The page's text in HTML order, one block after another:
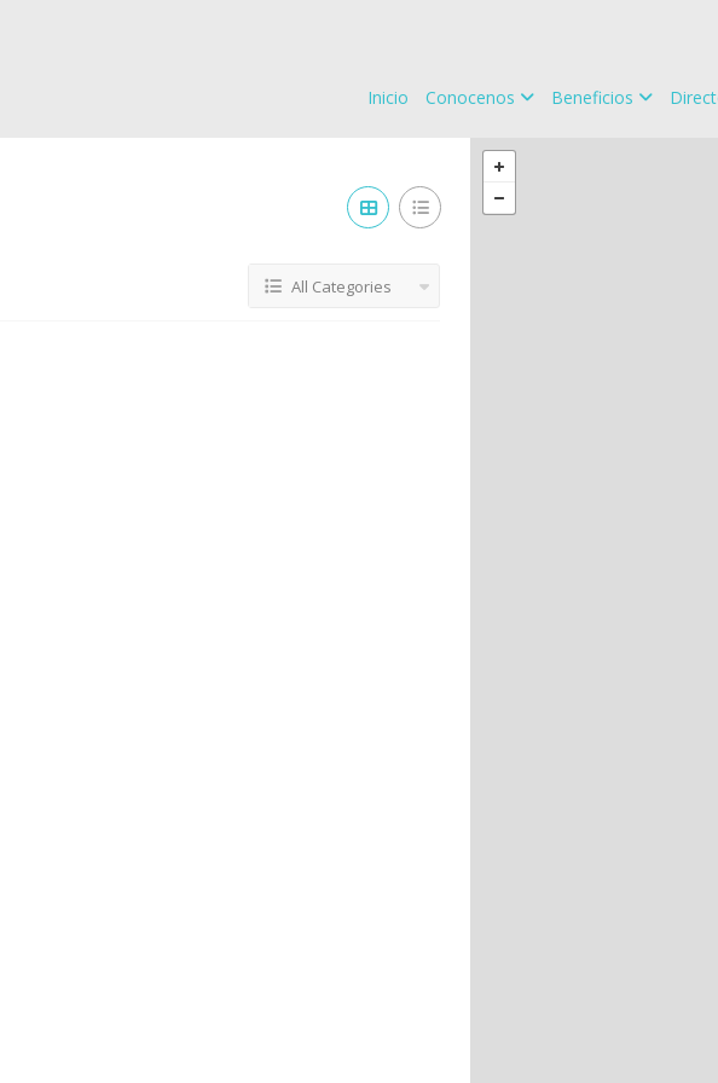
Inicio Conocenos Beneficios
All Categories